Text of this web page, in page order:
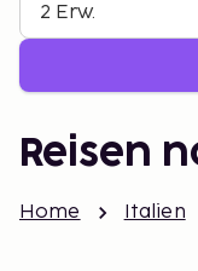
2 Erw.
Reisen
Home Italien